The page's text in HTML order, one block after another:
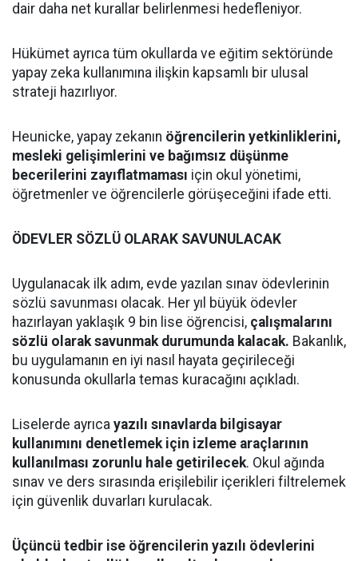
dair daha net kurallar belirlenmesi hedefleniyor.
Hükümet ayrıca tüm okullarda ve eğitim sektöründe
yapay zeka kullanımına ilişkin kapsamlı bir ulusal
strateji hazırlıyor.
Heunicke, yapay zekanın öğrencilerin yetkinliklerini,
mesleki gelişimlerini ve bağımsız düşünme
becerilerini zayıflatmaması için okul yönetimi,
öğretmenler ve öğrencilerle görüşeceğini ifade etti.
ÖDEVLER SÖZLÜ OLARAK SAVUNULACAK
Uygulanacak ilk adım, evde yazılan sınav ödevlerinin
sözlü savunması olacak. Her yıl büyük ödevler
hazırlayan yaklaşık 9 bin lise öğrencisi, çalışmalarını
sözlü olarak savunmak durumunda kalacak. Bakanlık,
bu uygulamanın en iyi nasıl hayata geçirileceği
konusunda okullarla temas kuracağını açıkladı.
Liselerde ayrıca yazılı sınavlarda bilgisayar
kullanımını denetlemek için izleme araçlarının
kullanılması zorunlu hale getirilecek. Okul ağında
sınav ve ders sırasında erişilebilir içerikleri filtrelemek
için güvenlik duvarları kurulacak.
Üçüncü tedbir ise öğrencilerin yazılı ödevlerini